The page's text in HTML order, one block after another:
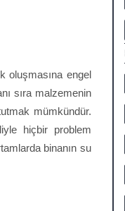
oluşmasına engel
sıra malzemenin
mümkündür.
hiçbir problem
binanın su